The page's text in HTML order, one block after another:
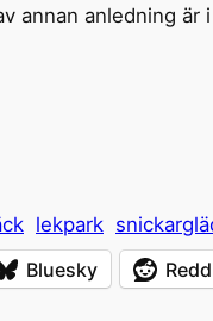
annan anledning
lekpark
Bluesky